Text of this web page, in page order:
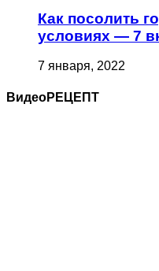
Как посолить
условиях — 7
7 января, 2022
ВидеоРЕЦЕПТ